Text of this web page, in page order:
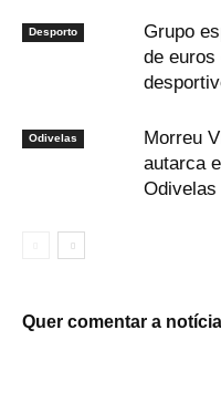
Desporto
Grupo
de euros
Odivelas
Morreu
autarca
Odivelas
Quer comentar a